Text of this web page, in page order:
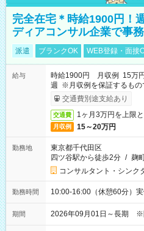
完全在宅＊時給1900円！
ディアコンサル企業で事
派遣 ブランクOK WEB登録・面接
給与
時給1900円 月収例 15万
週 ※月収例を保証するもの
ービス利用可（利用条件有）
交通費別途支給あり
交通費 1ヶ月3万円を上限
月収例 15～20万円
勤務地
東京都千代田区
四ツ谷駅から徒歩2分 / 麹
コンサルタント・シンク
勤務時間 10:00-16:00（休憩60分）実
期間 2026年09月01日～長期 ※